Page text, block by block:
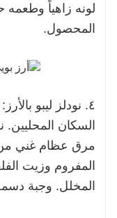
لونه زاهياً وطعمه
المحصول.
٤. نودلز ليبو
السكان المحليين.
مرق عظام غني من
المفروم وزيت
المخلل. وجبة